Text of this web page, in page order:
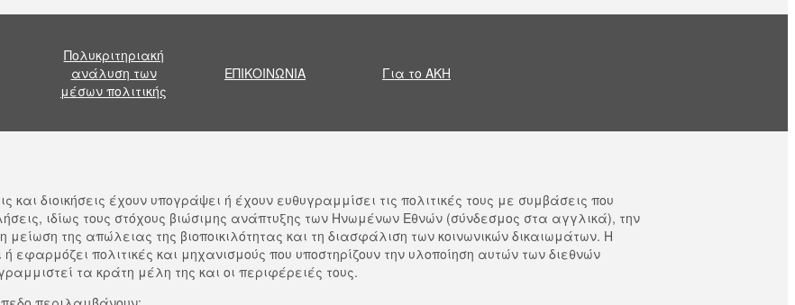
Πολυκριτηριακή
ανάλυση των
μέσων πολιτικής
ΕΠΙΚΟΙΝΩΝΙΑ Για το AKH
και διοικήσεις έχουν υπογράψει ή έχουν ευθυγραμμίσει τις πολιτικές τους με συμβάσεις που
ιδίως τους στόχους βιώσιμης ανάπτυξης των Ηνωμένων Εθνών (σύνδεσμος στα αγγλικά), την
μείωση της απώλειας της βιοποικιλότητας και τη διασφάλιση των κοινωνικών δικαιωμάτων. Η
εφαρμόζει πολιτικές και μηχανισμούς που υποστηρίζουν την υλοποίηση αυτών των διεθνών
τα κράτη μέλη της και οι περιφέρειές τους.